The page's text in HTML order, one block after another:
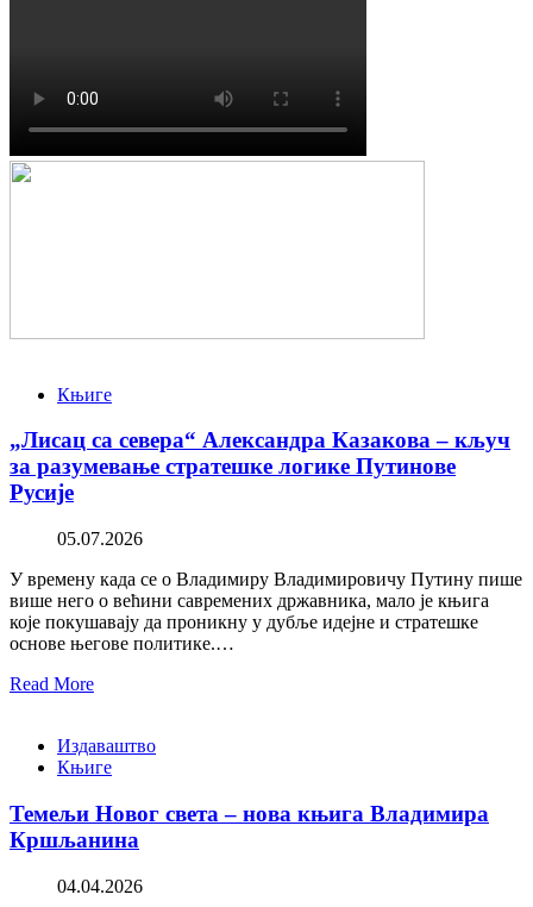
Књиге
„Лисац са севера“ Александра Казакова – кључ
за разумевање стратешке логике Путинове
Русије
05.07.2026
У времену када се о Владимиру Владимировичу Путину пише
више него о већини савремених државника, мало је књига
које покушавају да проникну у дубље идејне и стратешке
основе његове политике.…
Read More
Издаваштво
Књиге
Темељи Новог света – нова књига Владимира
Кршљанина
04.04.2026